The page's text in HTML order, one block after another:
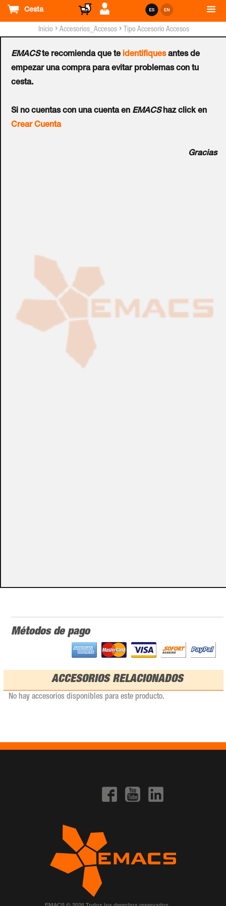
Cesta
EMACSte recomienda que te identifiquesantes de
empezar una compra para evitar problemas con tu
cesta.
Si no cuentas con una cuenta en EMACShaz click en
Crear Cuenta
Gracias
Inicio › Accesorios_Accesos › Tipo Accesorio Accesos
Accesorio
Ref.: 500.E008UV
Kit de cuadradillo para escudo ASSA ABLOY® APERIO™
E100. Versión Premium. Eje europeo de 8mm. Para grosor
Métodos de pago
ACCESORIOS RELACIONADOS
No hay accesorios disponibles para este producto.